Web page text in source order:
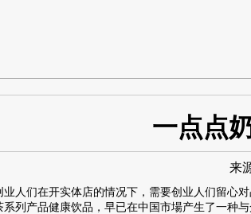
一点点
来
们在开实体店的情况下，需要创业人们留心对
系列产品健康饮品，早已在中国市場产生了一种